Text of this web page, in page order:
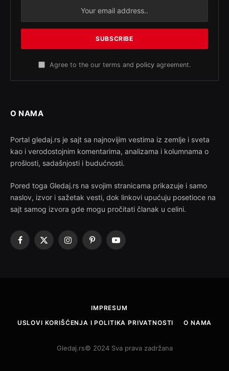
Agree to the our terms and policy agreement.
O NAMA
Portal gledaj.rs je sajt sa najnovijim vestima iz zemlje i sveta
kao i verodostojnim komentarima, analizama i kolumnama o
prošlosti, sadašnjosti i budućnosti.
Pored toga Gledaj.rs na svojim stranicama prikazuje i samo
naslov, izvor i sažetak vesti, dok linkovi upućuju posetioce na
sajt samog izvora gde mogu pročitati članak u celini.
Facebook
X
InstagramPinterestYouTube
IMPRESUM
USLOVI KORIŠĆENJA I POLITIKA PRIVATNOSTI
O NAMA
Gledaj.rs© 2024 Sva prava zadržana